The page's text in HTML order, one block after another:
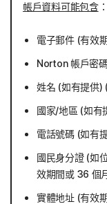
帳戶資料可能包含：
電子郵件 (有效
Norton 帳戶密
姓名 (如有提供)
國家/地區 (如有
電話號碼 (如有
國民身分證 (如
效期間或 36 個
實體地址 (有效